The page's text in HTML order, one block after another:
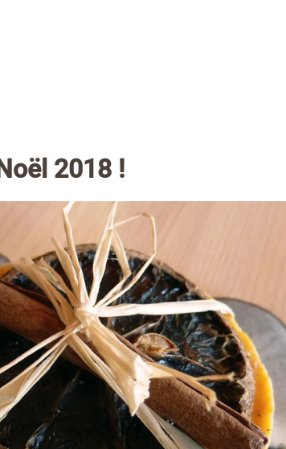
2018 !